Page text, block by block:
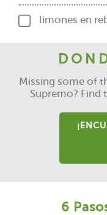
limones en
Missing some of
Supremo? Find
6